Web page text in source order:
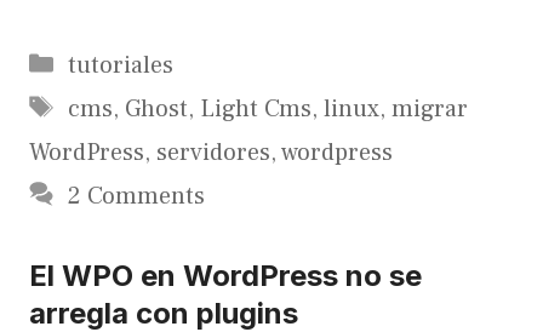
Categorías
tutoriales
Etiquetas
cms, Ghost, Light Cms, linux, migrar
WordPress, servidores,wordpress
2 Comments
El WPO en WordPress no se
arregla con plugins